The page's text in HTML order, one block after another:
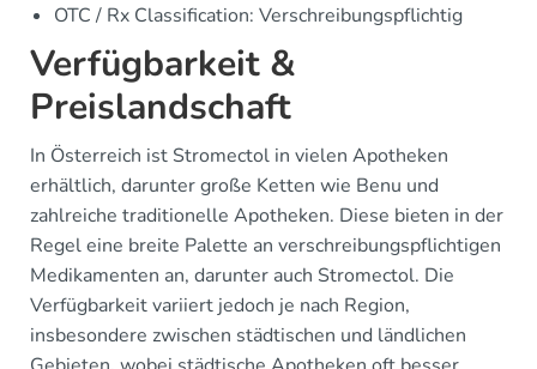
OTC / Rx Classification: Verschreibungspflichtig
Verfügbarkeit &
Preislandschaft
In Österreich ist Stromectol in vielen Apotheken
erhältlich, darunter große Ketten wie Benu und
zahlreiche traditionelle Apotheken. Diese bieten in der
Regel eine breite Palette an verschreibungspflichtigen
Medikamenten an, darunter auch Stromectol. Die
Verfügbarkeit variiert jedoch je nach Region,
insbesondere zwischen städtischen und ländlichen